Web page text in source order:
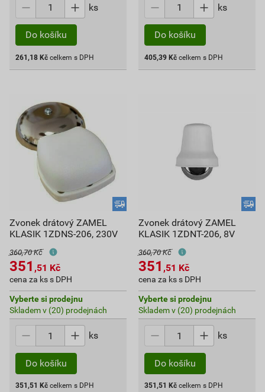
ks
Do košíku
261,18 Kč celkem s DPH
ks
Do košíku
405,39 Kč celkem s DPH
Zvonek drátový ZAMEL
KLASIK 1ZDNS-206, 230V
360,70 Kč
351 ,51 Kč
cena za ks s DPH
Vyberte si prodejnu
Skladem v (20) prodejnách
ks
Do košíku
351,51 Kč celkem s DPH
Zvonek drátový ZAMEL
KLASIK 1ZDNT-206, 8V
360,70 Kč
351 ,51 Kč
cena za ks s DPH
Vyberte si prodejnu
Skladem v (20) prodejnách
ks
Do košíku
351,51 Kč celkem s DPH